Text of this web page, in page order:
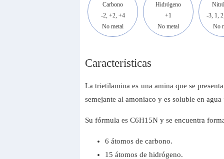
Carbono
-2, +2, +4
No metal
Hidrógeno
+1
No metal
-3, 1,
No
Características
La trietilamina es una amina que se
semejante al amoniaco y es soluble en
Su fórmula es C6H15N y se encuentra
6 átomos de carbono.
15 átomos de hidrógeno.